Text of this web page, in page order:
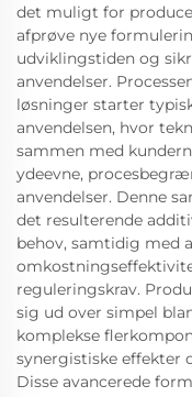
det muligt for
afprøve nye
udviklingstiden og
anvendelser.
løsninger starter
anvendelsen, hvor
sammen med
ydeevne,
anvendelser. Denne
det resulterende
behov, samtidig med
reguleringskrav.
sig ud over simpel
komplekse
synergistiske effekter
Disse avancerede